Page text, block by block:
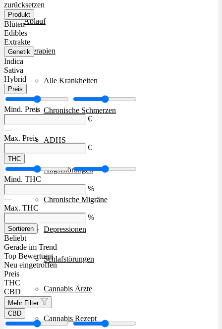
Ablauf
Therapien
Alle Krankheiten
Chronische Schmerzen
ADHS
Angststörungen
Chronische Migräne
Depressionen
Schlafstörungen
Cannabis Ärzte
Cannabis Rezept
zurücksetzen
Produkt
Blüten
Edibles
Extrakte
Genetik
Indica
Sativa
Hybrid
Preis
Mind. Preis
€
—
Max. Preis
€
THC
Mind. THC
%
—
Max. THC
%
Sortieren
Beliebt
Gerade im Trend
Top Bewertung
Neu eingetroffen
Preis
THC
CBD
Mehr Filter
CBD